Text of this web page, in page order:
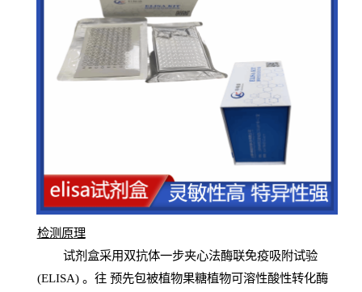
检测原理
试剂盒采用双抗体一步夹心法酶联免疫吸附试验
(ELISA) 。往 预先包被植物果糖植物可溶性酸性转化酶